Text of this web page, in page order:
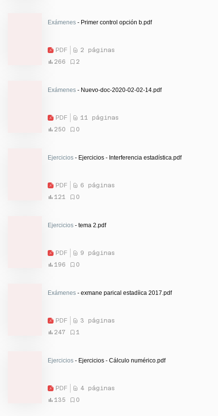
Exámenes - Primer control opción b.pdf
PDF
2 páginas
266
2
Exámenes - Nuevo-doc-2020-02-02-14.pdf
PDF
11 páginas
250
0
Ejercicios - Ejercicios - Interferencia estadística.pdf
PDF
6 páginas
121
0
Ejercicios - tema 2.pdf
PDF
9 páginas
196
0
Exámenes - exmane parical estadíica 2017.pdf
PDF
3 páginas
247
1
Ejercicios - Ejercicios - Cálculo numérico.pdf
PDF
4 páginas
135
0